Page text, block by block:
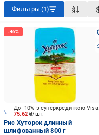
Фильтры (1)
75.62₴/шт.
До -10% з суперкредиткою Visa Вигода
Рис Хуторок длинный
шлифованный 800 г